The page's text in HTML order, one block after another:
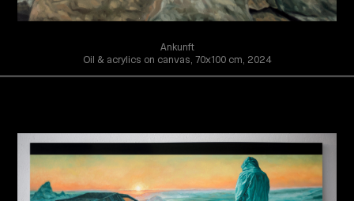
Ankunft
Oil & acrylics on canvas, 70x100 cm, 2024